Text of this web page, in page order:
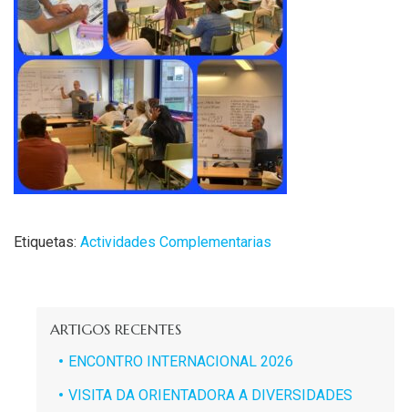
Etiquetas: Actividades Complementarias
ARTIGOS RECENTES
ENCONTRO INTERNACIONAL 2026
VISITA DA ORIENTADORA A DIVERSIDADES